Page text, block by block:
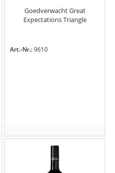
Goedverwacht Great
Expectations Triangle
Art.-Nr.:9610